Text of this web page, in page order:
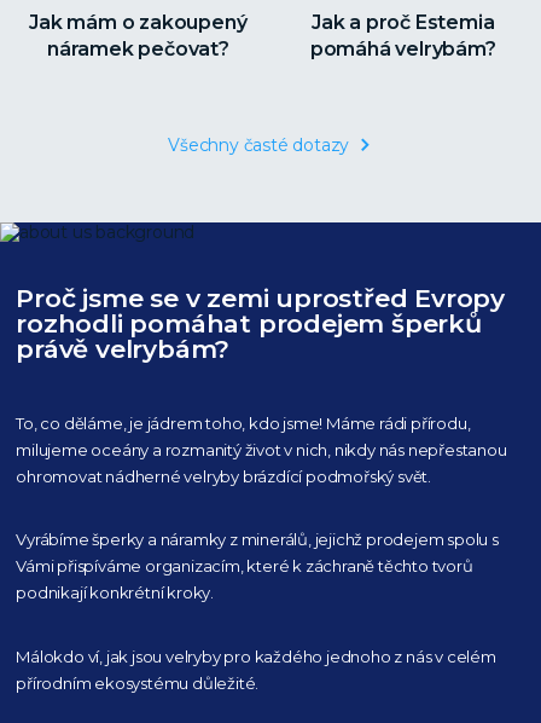
Jak mám o zakoupený
náramek pečovat?
Jak a proč Estemia
pomáhá velrybám?
Všechny časté dotazy
Proč jsme se v zemi uprostřed Evropy
rozhodli pomáhat prodejem šperků
právě velrybám?
To, co děláme, je jádrem toho, kdo jsme! Máme rádi přírodu,
milujeme oceány a rozmanitý život v nich, nikdy nás nepřestanou
ohromovat nádherné velryby brázdící podmořský svět.
Vyrábíme šperky a náramky z minerálů, jejichž prodejem spolu s
Vámi přispíváme organizacím,které k záchraně těchto tvorů
podnikají konkrétní kroky.
Málokdo ví, jak jsou velryby pro každého jednoho z nás v celém
přírodním ekosystému důležité.